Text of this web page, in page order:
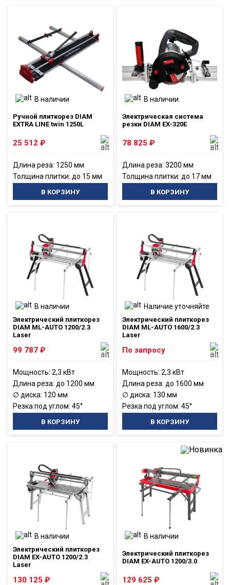
В наличии
Ручной плиткорез DIAM
EXTRA LINE twin 1250L
25 512 ₽
Длина реза: 1250 мм
Толщина плитки: до 15 мм
В КОРЗИНУ
В наличии
Электрическая система
резки DIAM EX-320E
78 825₽
Длина реза: 3200 мм
Толщина плитки: до 17 мм
В КОРЗИНУ
В наличии
Электрический плиткорез
DIAM ML-AUTO 1200/2.3
Laser
99 787 ₽
Мощность: 2,3 кВт
Длина реза: до 1200 мм
∅ диска: 120 мм
Резка под углом: 45°
В КОРЗИНУ
Наличие уточняйте
Электрический плиткорез
DIAM ML-AUTO 1600/2.3
Laser
По запросу
Мощность: 2,3 кВт
Длина реза: до 1600 мм
∅ диска: 130 мм
Резка под углом: 45°
В КОРЗИНУ
В наличии
Электрический плиткорез
DIAM EX-AUTO 1200/2.3
Laser
130 125 ₽
В наличии
Электрический плиткорез
DIAM EX-AUTO 1200/3.0
129 625₽